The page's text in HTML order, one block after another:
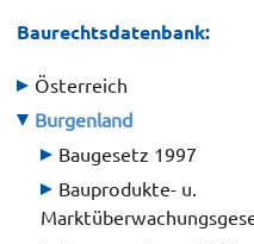
Baurechtsdatenbank:
Österreich
Burgenland
Baugesetz 1997
Bauprodukte- u.